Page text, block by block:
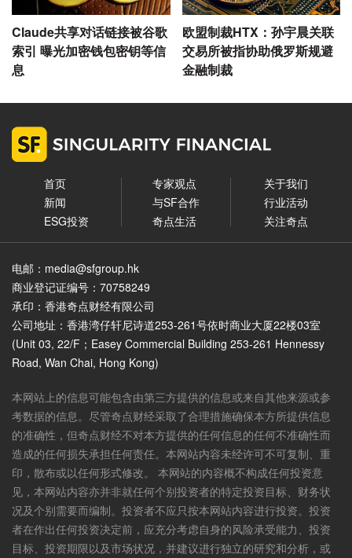
Claude共享对话链接被谷歌
索引 曝光加密钱包密钥等信
息
欧盟制裁HTX：孙宇晨关联
交易所被指协助俄罗斯规避
金融制裁
首页
新闻
ESG投资
专家观点
与SF合作
奇点生活
关于我们
行业活动
关注奇点
电邮：media@sfgroup.hk
商业登记证编号：70758249
承印：香港奇点财经有限公司
公司地址：香港湾仔轩尼诗道253-261号依时商业大厦22楼03室
(Unit 03, 22/F；Easey Commercial Building 253-261 Hennessy
Road, Wan Chai, Hong Kong)
本网站上的信息可能包含由第三方提供的信息或来自其他来源或参
考数据的信息。尽管奇点财经采取了合理措施确保本方所提供信息
的准确性，但奇点财经不对本方提供的任何信息的任何不准确性而
造成的任何损失承担任何责任。本网站内容未经许可不可复制、重
印，散布或以任何形式修改。 本网站的内容概不构成任何投资意
见，本网站内容亦并非就任何个别投资者的特定投资目标、财务状
况及个别需要而编制。投资者不应只按本网站内容进行投资。投资
者在作出任何投资决定前，应充分考虑自身的风险承受能力、投资
目标、投资期限以及市场状况，并建议进行独立的研究和分析，或